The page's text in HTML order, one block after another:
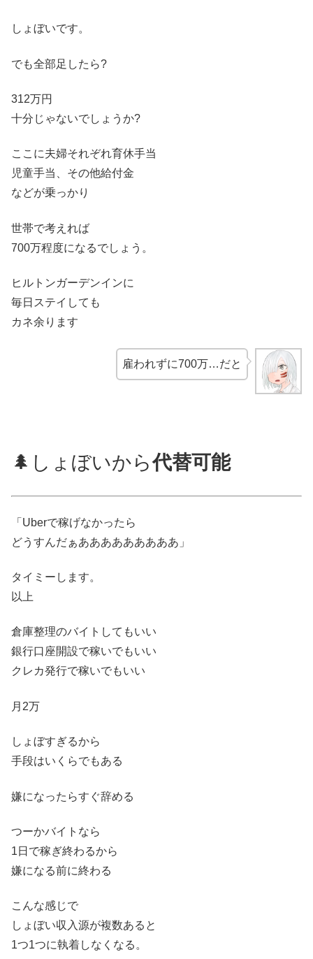
しょぼいです。
でも全部足したら?
312万円
十分じゃないでしょうか?
ここに夫婦それぞれ育休手当
児童手当、その他給付金
などが乗っかり
世帯で考えれば
700万程度になるでしょう。
ヒルトンガーデンインに
毎日ステイしても
カネ余ります
雇われずに700万…だと
🌲しょぼいから代替可能
「Uberで稼げなかったら
どうすんだぁあああああああああ」
タイミーします。
以上
倉庫整理のバイトしてもいい
銀行口座開設で稼いでもいい
クレカ発行で稼いでもいい
月2万
しょぼすぎるから
手段はいくらでもある
嫌になったらすぐ辞める
つーかバイトなら
1日で稼ぎ終わるから
嫌になる前に終わる
こんな感じで
しょぼい収入源が複数あると
1つ1つに執着しなくなる。